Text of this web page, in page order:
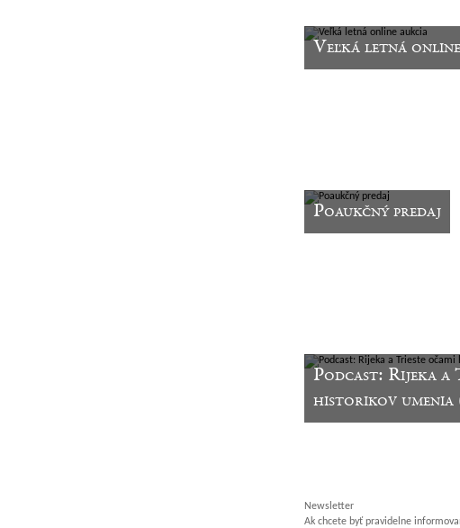
Veľká letná
Poaukčný predaj
Podcast: Rijeka a
historikov
Newsletter
Ak chcete byť pravidelne